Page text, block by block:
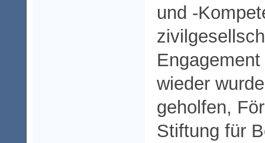
und -
wieder
geholfen,
Stiftung für